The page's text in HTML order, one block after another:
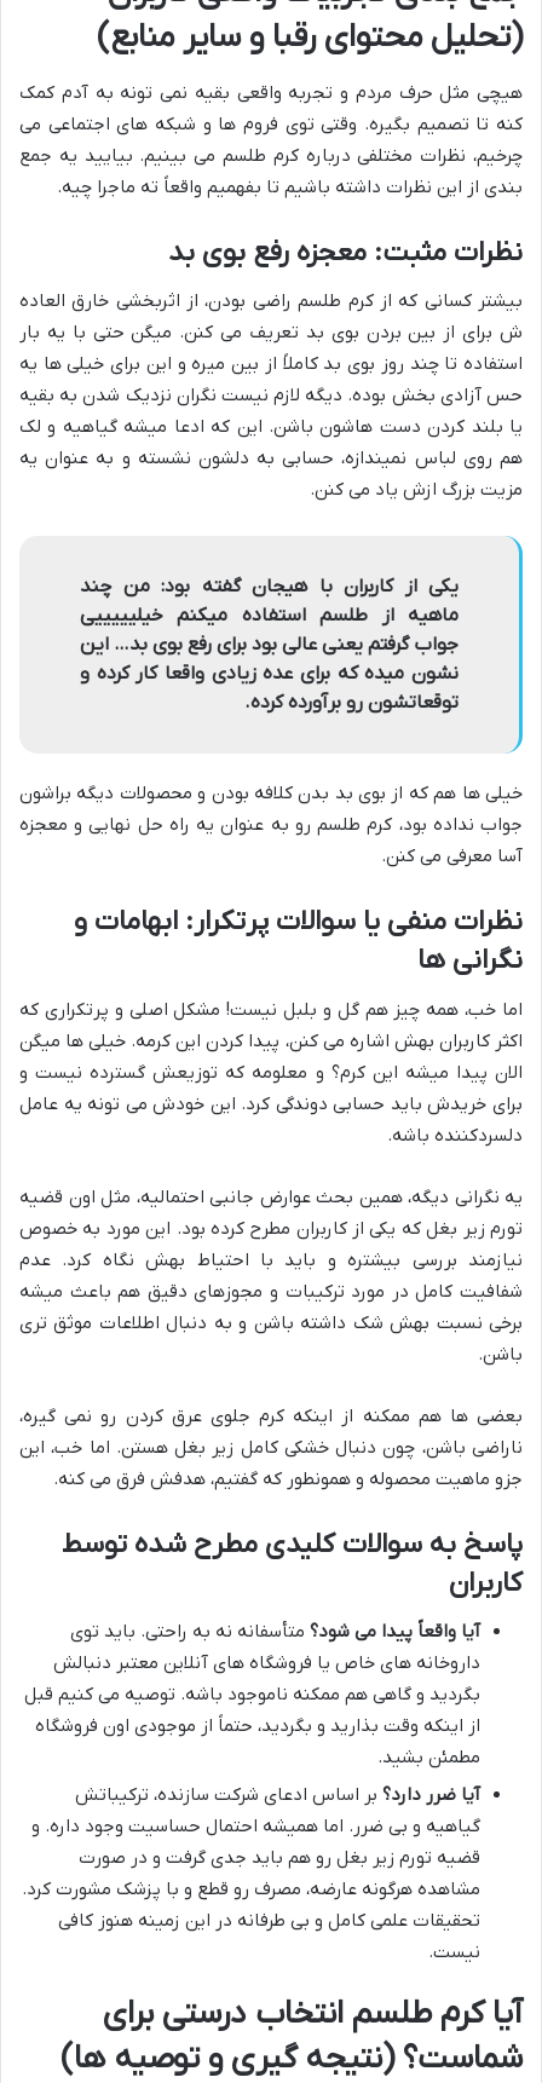
(تحلیل محتوای رقبا و سایر منابع)
هیچی مثل حرف مردم و تجربه واقعی بقیه نمی تونه به آدم کمک
کنه تا تصمیم بگیره. وقتی توی فروم ها و شبکه های اجتماعی می
چرخیم، نظرات مختلفی درباره کرم طلسم می بینیم. بیایید یه جمع
بندی از این نظرات داشته باشیم تا بفهمیم واقعاً ته ماجرا چیه.
نظرات مثبت: معجزه رفع بوی بد
بیشتر کسانی که از کرم طلسم راضی بودن، از اثربخشی خارق العاده
ش برای از بین بردن بوی بد تعریف می کنن. میگن حتی با یه بار
استفاده تا چند روز بوی بد کاملاً از بین میره و این برای خیلی ها یه
حس آزادی بخش بوده. دیگه لازم نیست نگران نزدیک شدن به بقیه
یا بلند کردن دست هاشون باشن. این که ادعا میشه گیاهیه و لک
هم روی لباس نمیندازه، حسابی به دلشون نشسته و به عنوان یه
مزیت بزرگ ازش یاد می کنن.
یکی از کاربران با هیجان گفته بود: من چند
ماهیه از طلسم استفاده میکنم خیلیییییی
جواب گرفتم یعنی عالی بود برای رفع بوی بد… این
نشون میده که برای عده زیادی واقعا کار کرده و
توقعاتشون رو برآورده کرده.
خیلی ها هم که از بوی بد بدن کلافه بودن و محصولات دیگه براشون
جواب نداده بود، کرم طلسم رو به عنوان یه راه حل نهایی و معجزه
آسا معرفی می کنن.
نظرات منفی یا سوالات پرتکرار: ابهامات و
نگرانی ها
اما خب، همه چیز هم گل و بلبل نیست! مشکل اصلی و پرتکراری که
اکثر کاربران بهش اشاره می کنن، پیدا کردن این کرمه. خیلی ها میگن
الان پیدا میشه این کرم؟ و معلومه که توزیعش گسترده نیست و
برای خریدش باید حسابی دوندگی کرد. این خودش می تونه یه عامل
دلسردکننده باشه.
یه نگرانی دیگه، همین بحث عوارض جانبی احتمالیه، مثل اون قضیه
تورم زیر بغل که یکی از کاربران مطرح کرده بود. این مورد به خصوص
نیازمند بررسی بیشتره و باید با احتیاط بهش نگاه کرد. عدم
شفافیت کامل در مورد ترکیبات و مجوزهای دقیق هم باعث میشه
برخی نسبت بهش شک داشته باشن و به دنبال اطلاعات موثق تری
باشن.
بعضی ها هم ممکنه از اینکه کرم جلوی عرق کردن رو نمی گیره،
ناراضی باشن، چون دنبال خشکی کامل زیر بغل هستن. اما خب، این
جزو ماهیت محصوله و همونطور که گفتیم، هدفش فرق می کنه.
پاسخ به سوالات کلیدی مطرح شده توسط
کاربران
آیا واقعاً پیدا می شود؟ متأسفانه نه به راحتی. باید توی
داروخانه های خاص یا فروشگاه های آنلاین معتبر دنبالش
بگردید و گاهی هم ممکنه ناموجود باشه. توصیه می کنیم قبل
از اینکه وقت بذارید و بگردید، حتماً از موجودی اون فروشگاه
مطمئن بشید.
آیا ضرر دارد؟ بر اساس ادعای شرکت سازنده، ترکیباتش
گیاهیه و بی ضرر. اما همیشه احتمال حساسیت وجود داره. و
قضیه تورم زیر بغل رو هم باید جدی گرفت و در صورت
مشاهده هرگونه عارضه، مصرف رو قطع و با پزشک مشورت کرد.
تحقیقات علمی کامل و بی طرفانه در این زمینه هنوز کافی
نیست.
آیا کرم طلسم انتخاب درستی برای
شماست؟ (نتیجه گیری و توصیه ها)